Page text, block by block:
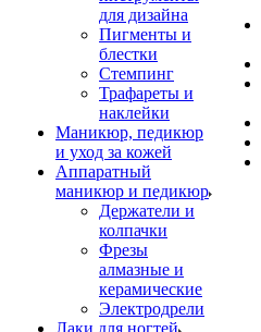
для дизайна
Пигменты и
блестки
Стемпинг
Трафареты и
наклейки
Маникюр, педикюр
и уход за кожей
Аппаратный
маникюр и педикюр
Держатели и
колпачки
Фрезы
алмазные и
керамические
Электродрели
Лаки для ногтей